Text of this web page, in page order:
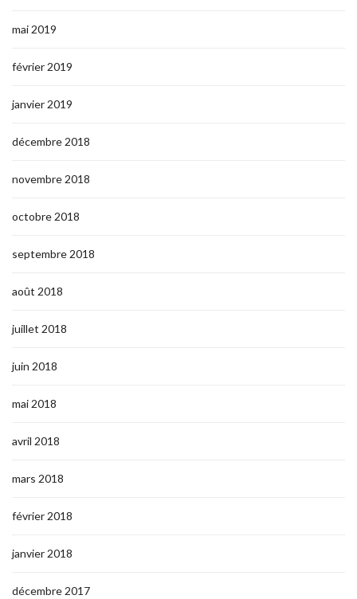
mai 2019
février 2019
janvier 2019
décembre 2018
novembre 2018
octobre 2018
septembre 2018
août 2018
juillet 2018
juin 2018
mai 2018
avril 2018
mars 2018
février 2018
janvier 2018
décembre 2017